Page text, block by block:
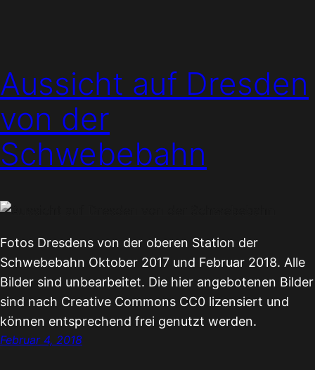
Aussicht auf Dresden
von der
Schwebebahn
Fotos Dresdens von der oberen Station der
Schwebebahn Oktober 2017 und Februar 2018. Alle
Bilder sind unbearbeitet. Die hier angebotenen Bilder
sind nach Creative Commons CC0 lizensiert und
können entsprechend frei genutzt werden.
Februar 4, 2018